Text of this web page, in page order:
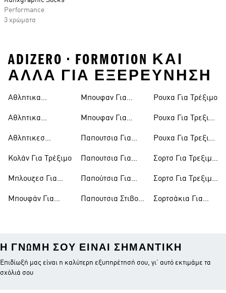
Performance
3 χρώματα
ADIZERO • FORMOTION ΚΑΙ
ΑΛΛΑ ΓΙΑ ΕΞΕΡΕΥΝΗΣΗ
Αθλητικα
Ανδρικα Για
Τρεξιμο
Αθλητικα
Γυναικεια Για
Τρεξιμο
Αθλητικεσ
Τρεξιμο
Κολάν Για Τρέξιμο
Μπλουζεσ Για
Μπουφάν Για
Μπουφαν Για
Μπουφαν Για
Παπουτσια Για
Παπουτσια Για
Παπούτσια Για
Παπουτσια Στιβου
Ρουχα Για Τρέξιμο
Ρουχα Για Τρεξιμο
Ρουχα Για Τρεξιμο
Σορτσ Για Τρεξιμο
Σορτσ Για Τρεξιμο
Σορτσάκια Για
Η ΓΝΏΜΗ ΣΟΥ ΕΊΝΑΙ ΣΗΜΑΝΤΙΚΉ
Επιδίωξή μας είναι η καλύτερη εξυπηρέτησή σου, γι’ αυτό εκτιμάμε τα
σχόλιά σου